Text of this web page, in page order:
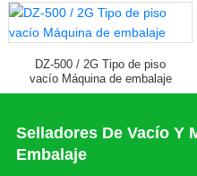
DZ-500 / 2G Tipo de piso
vacío Máquina de embalaje
Selladores De Vacío Y
Embalaje